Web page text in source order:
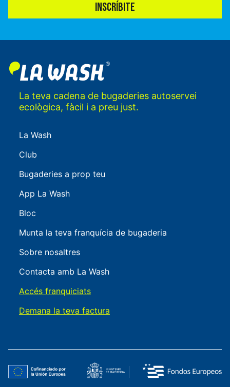
INSCRÍBITE
La teva cadena de bugaderies autoservei
ecològica, fàcil i a preu just.
La Wash
Club
Bugaderies a prop teu
App La Wash
Bloc
Munta la teva franquícia de bugaderia
Sobre nosaltres
Contacta amb La Wash
Accés franquiciats
Demana la teva factura